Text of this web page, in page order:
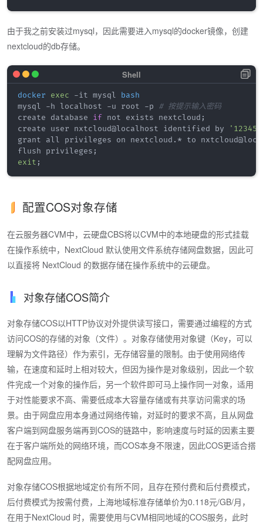
由于我之前安装过mysql，因此需要进入mysql的docker镜像，创建
nextcloud的db存储。
docker exec -it mysql bash
mysql -h localhost -u root -p # 按提示输入密码
create database if not exists nextcloud ;
create user nxtcloud@localhost identified by
grant all privileges on nextcloud.* to
flush privileges ;
exit ;
配置COS对象存储
在云服务器CVM中，云硬盘CBS将以CVM中的本地硬盘的形式挂载
在操作系统中，NextCloud 默认使用文件系统存储网盘数据，因此可
以直接将 NextCloud 的数据存储在操作系统中的云硬盘。
对象存储COS简介
对象存储COS以HTTP协议对外提供读写接口，需要通过编程的方式
访问COS的存储的对象（文件）。对象存储使用对象键（Key，可以
理解为文件路径）作为索引，无存储容量的限制。由于使用网络传
输，在速度和延时上相对较大，但因为操作是对象级别，因此一个软
件完成一个对象的操作后，另一个软件即可马上操作同一对象，适用
于对性能要求不高、需要低成本大容量存储或有共享访问需求的场
景。由于网盘应用本身通过网络传输，对延时的要求不高，且从网盘
客户端到网盘服务端再到COS的链路中，影响速度与时延的因素主要
在于客户端所处的网络环境，而COS本身不限速，因此COS更适合搭
配网盘应用。
对象存储COS根据地域定价有所不同，且存在预付费和后付费模式，
后付费模式为按需付费，上海地域标准存储单价为0.118元/GB/月，
在用于NextCloud 时，需要使用与CVM相同地域的COS服务，此时